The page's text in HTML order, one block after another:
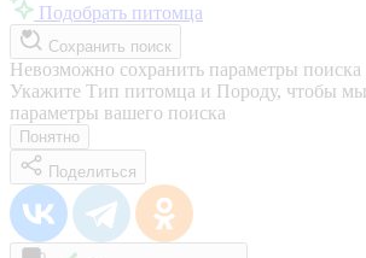
Подобрать питомца
Сохранить поиск
Невозможно сохранить параметры поиска
Укажите Тип питомца и Породу, чтобы
параметры вашего поиска
Понятно
Поделиться